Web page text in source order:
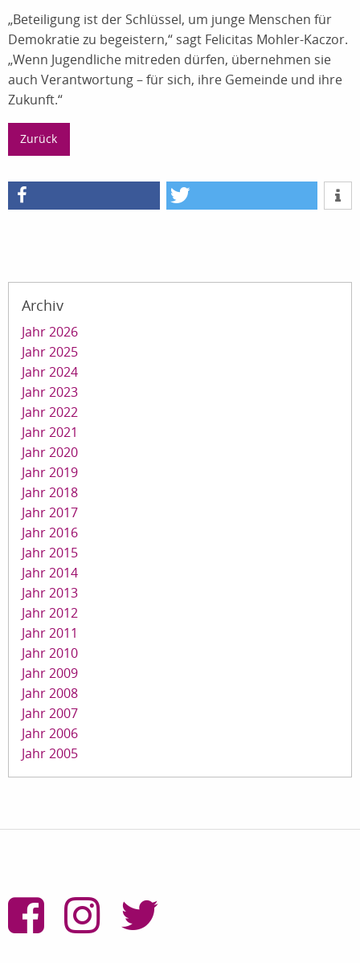
„Beteiligung ist der Schlüssel, um junge Menschen für
Demokratie zu begeistern,“ sagt Felicitas Mohler-Kaczor.
„Wenn Jugendliche mitreden dürfen, übernehmen sie
auch Verantwortung – für sich, ihre Gemeinde und ihre
Zukunft.“
Zurück
Archiv
Jahr 2026
Jahr 2025
Jahr 2024
Jahr 2023
Jahr 2022
Jahr 2021
Jahr 2020
Jahr 2019
Jahr 2018
Jahr 2017
Jahr 2016
Jahr 2015
Jahr 2014
Jahr 2013
Jahr 2012
Jahr 2011
Jahr 2010
Jahr 2009
Jahr 2008
Jahr 2007
Jahr 2006
Jahr 2005